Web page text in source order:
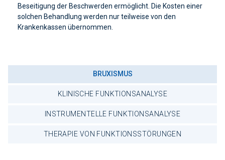
Beseitigung der Beschwerden ermöglicht. Die Kosten einer
solchen Behandlung werden nur teilweise von den
Krankenkassen übernommen.
BRUXISMUS
KLINISCHE FUNKTIONSANALYSE
INSTRUMENTELLE FUNKTIONSANALYSE
THERAPIE VON FUNKTIONSSTÖRUNGEN